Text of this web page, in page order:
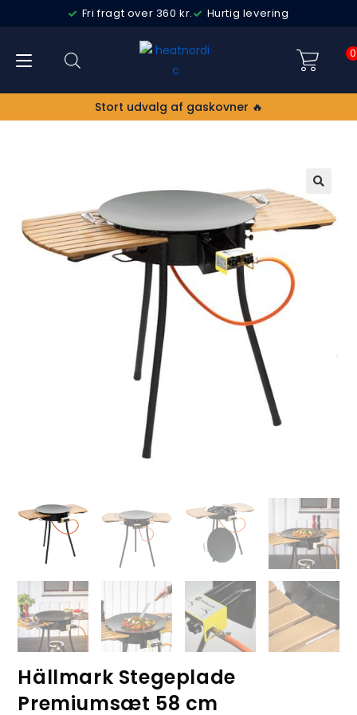
Fri fragt over 360 kr. Hurtig levering
0
Stort udvalg af gaskovner 🔥
!
🔍
Hällmark Stegeplade
Premiumsæt 58 cm